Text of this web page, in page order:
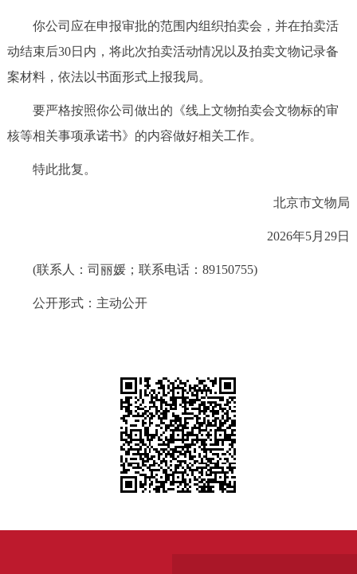
你公司应在申报审批的范围内组织拍卖会，并在拍卖活
动结束后30日内，将此次拍卖活动情况以及拍卖文物记录备
案材料，依法以书面形式上报我局。
要严格按照你公司做出的《线上文物拍卖会文物标的审
核等相关事项承诺书》的内容做好相关工作。
特此批复。
北京市文物局
2026年5月29日
(联系人：司丽媛；联系电话：89150755)
公开形式：主动公开